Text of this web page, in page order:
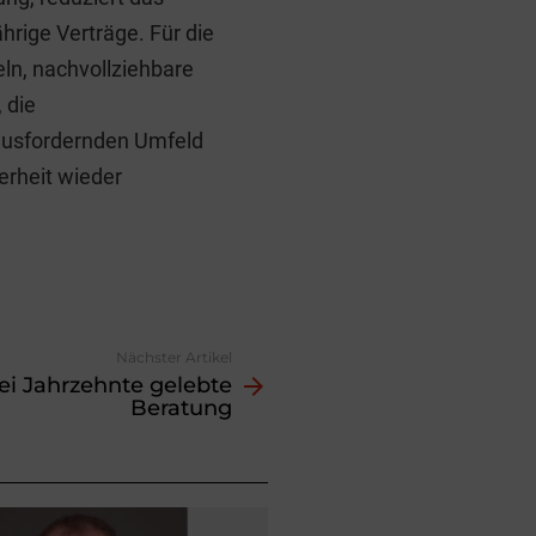
Verträge. Für die
nachvollziehbare
die
Umfeld
wieder
Nächster Artikel
Jahrzehnte gelebte
Beratung